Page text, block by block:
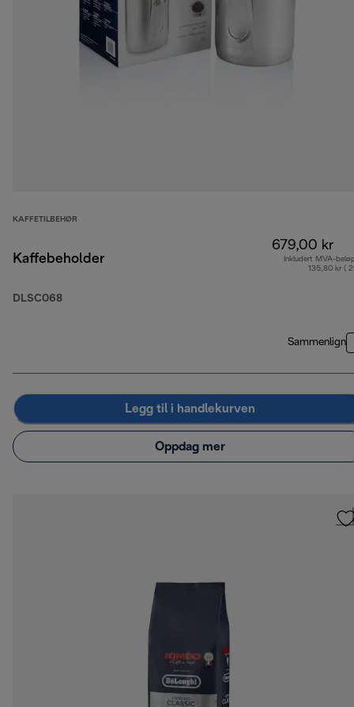
KAFFETILBEHØR
Kaffebeholder
DLSC068
679,00 kr
Inkludert MVA-
135,80 kr (
Sammenlign
Legg til i handlekurven
Oppdag mer